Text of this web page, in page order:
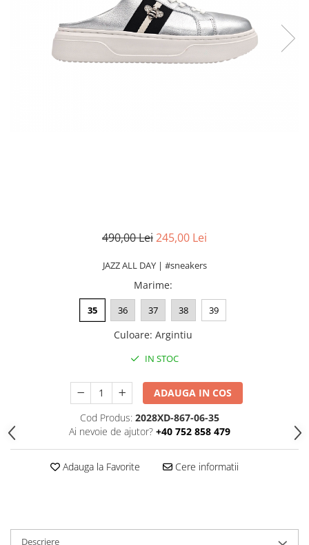
490,00 Lei245,00 Lei
JAZZ ALL DAY | #sneakers
Marime:
35 36 37 38 39
Culoare: Argintiu
IN STOC
ADAUGA IN COS
Cod Produs: 2028XD-867-06-35
Ai nevoie de ajutor? +40 752 858 479
Adauga la Favorite Cere informatii
Descriere